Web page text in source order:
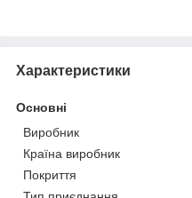
Характеристики
Основні
Виробник
Країна виробник
Покриття